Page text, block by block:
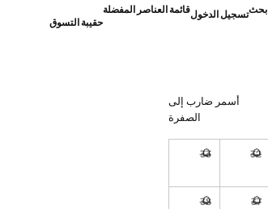
بحثتسجيل الدخولقائمة العناصر المفضلة
حقيبة التسوق
أسمر ضارب إلى
الصفرة
32
33
37
38